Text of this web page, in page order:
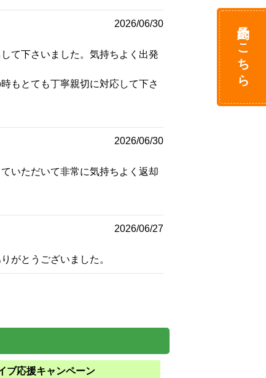
2026/06/30
て下さいました。気持ちよく出発
もとても丁寧親切に対応して下さ
2026/06/30
いただいて非常に気持ちよく返却
2026/06/27
がとうございました。
ブ応援キャンペーン
予約はこちら